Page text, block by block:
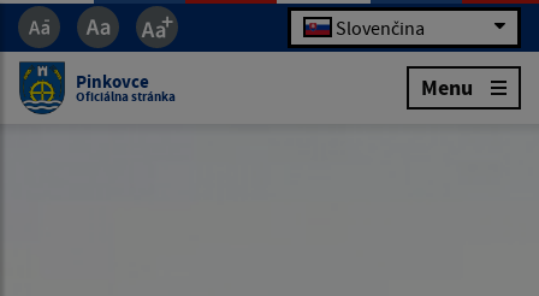
Slovenčina
Pinkovce
Oficiálna stránka Menu